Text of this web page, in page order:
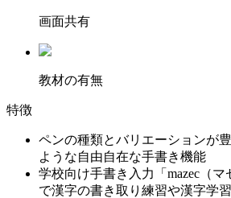
画面共有
教材の有無
特徴
ペンの種類とバリエーションが
ような自由自在な手書き機能
学校向け手書き入力「mazec（
で漢字の書き取り練習や漢字学